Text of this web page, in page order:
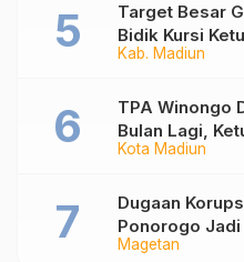
Kab. Madiun
Target Besar
Bidik Kursi
Hari Wuryanto
Kota Madiun
TPA Winongo
Bulan Lagi,
Desak Pemkot
Magetan
Dugaan
Ponorogo
Magetan